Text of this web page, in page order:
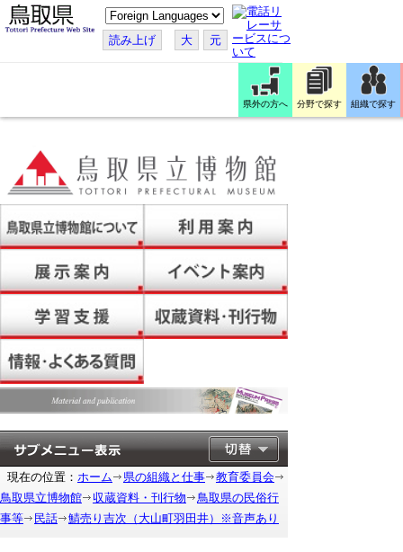
こ
の
ペ
ー
す
読み上げ 大 元
県外の方へ 分野で探す 組織で探す
現在の位置： ホーム 県の組織と仕事
教育委員会
鳥取県立博物館
収蔵資料・刊行物
鳥取県の民俗行
事等
民話 鯖売り吉次（大山町羽田井）※音声あり